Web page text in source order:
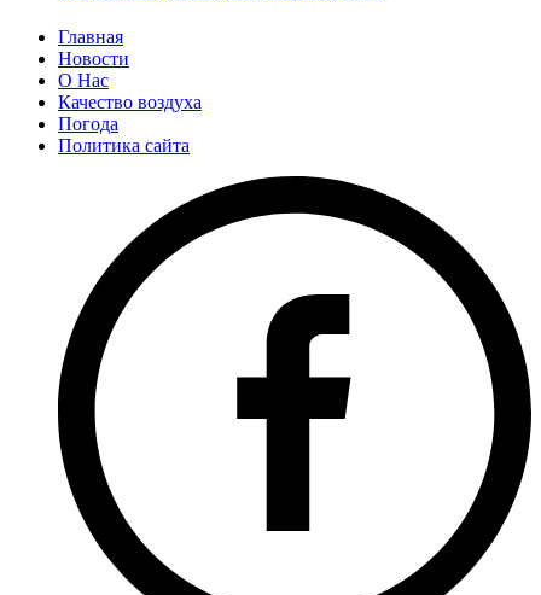
Главная
Новости
О Нас
Качество воздуха
Погода
Политика сайта